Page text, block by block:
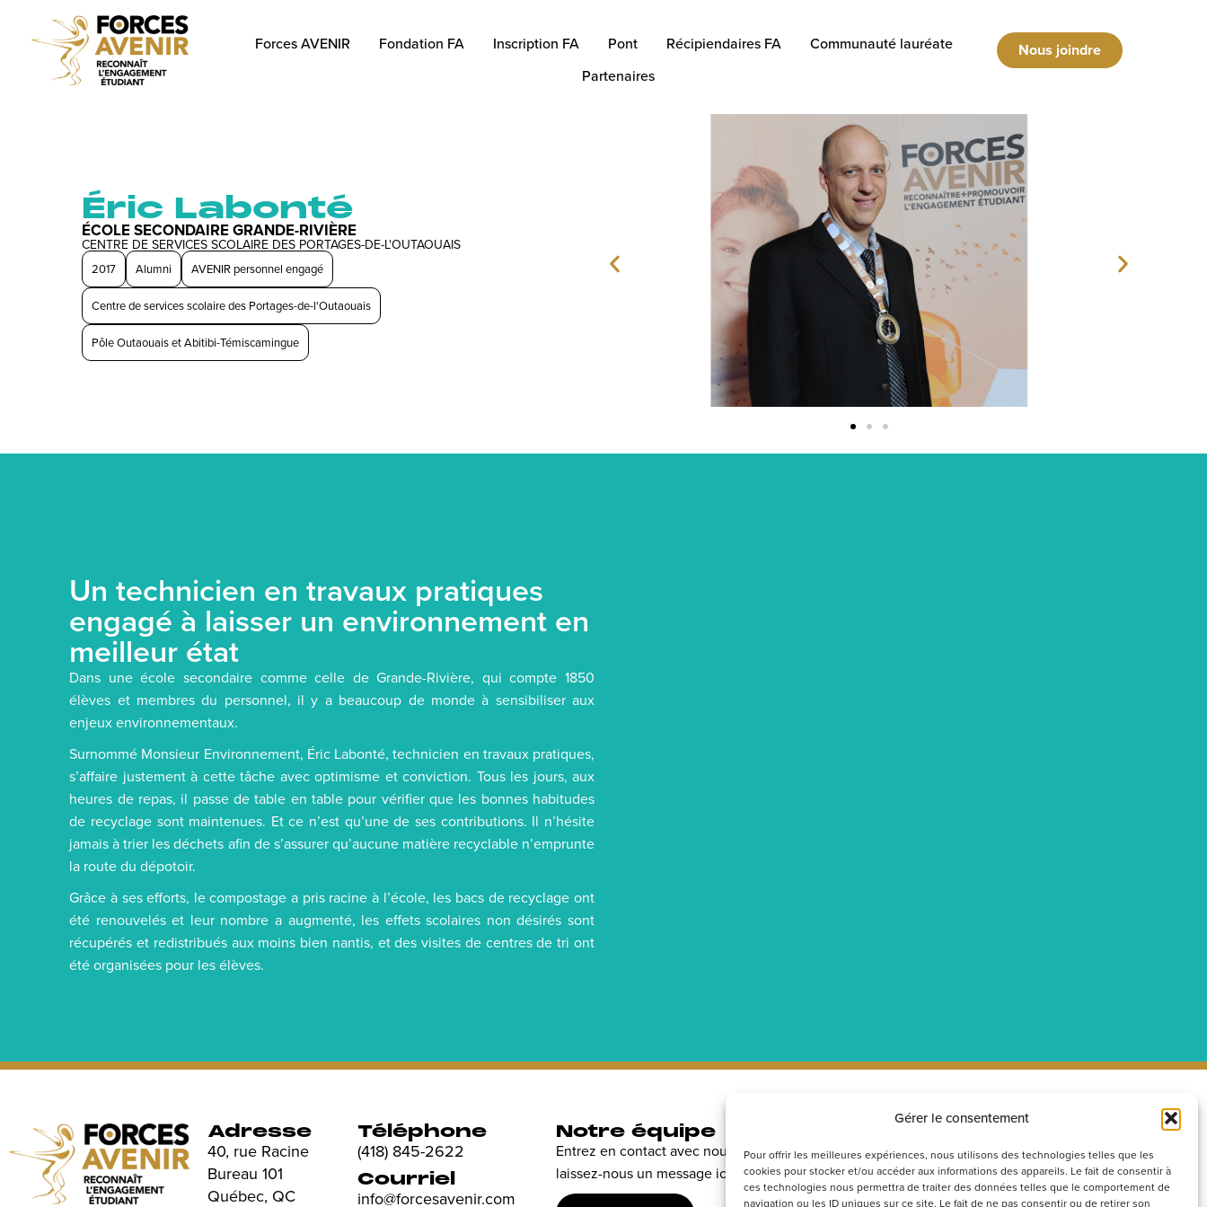
Gérer le consentement
Pour offrir les meilleures expériences, nous utilisons des technologies telles que les
cookies pour stocker et/ou accéder aux informations des appareils. Le fait de consentir à
ces technologies nous permettra de traiter des données telles que le comportement de
navigation ou les ID uniques sur ce site. Le fait de ne pas consentir ou de retirer son
Forces AVENIR Fondation FA Inscription FA Pont Récipiendaires FA
Communauté lauréate
Partenaires
Nous joindre
Éric Labonté
ÉCOLE SECONDAIRE GRANDE-RIVIÈRE
CENTRE DE SERVICES SCOLAIRE DES PORTAGES-DE-L'OUTAOUAIS
2017 Alumni AVENIR personnel engagé
Centre de services scolaire des Portages-de-l'Outaouais
Pôle Outaouais et Abitibi-Témiscamingue
Un technicien en travaux pratiques
engagé à laisser un environnement en
meilleur état
Dans une école secondaire comme celle de Grande-Rivière, qui compte 1850
élèves et membres du personnel, il y a beaucoup de monde à sensibiliser aux
enjeux environnementaux.
Surnommé Monsieur Environnement, Éric Labonté, technicien en travaux pratiques,
s’affaire justement à cette tâche avec optimisme et conviction. Tous les jours, aux
heures de repas, il passe de table en table pour vérifier que les bonnes habitudes
de recyclage sont maintenues. Et ce n’est qu’une de ses contributions. Il n’hésite
jamais à trier les déchets afin de s’assurer qu’aucune matière recyclable n’emprunte
la route du dépotoir.
Grâce à ses efforts, le compostage a pris racine à l’école, les bacs de recyclage ont
été renouvelés et leur nombre a augmenté, les effets scolaires non désirés sont
récupérés et redistribués aux moins bien nantis, et des visites de centres de tri ont
été organisées pour les élèves.
Adresse
40, rue Racine
Bureau 101
Québec, QC
Téléphone
(418) 845-2622
Courriel
info@forcesavenir.com
Notre équipe
Entrez en contact avec nous et
laissez-nous un message ici.
Découvrez nos offres d’emploi ou
envoyez votre candidature
spontanée
sociaux